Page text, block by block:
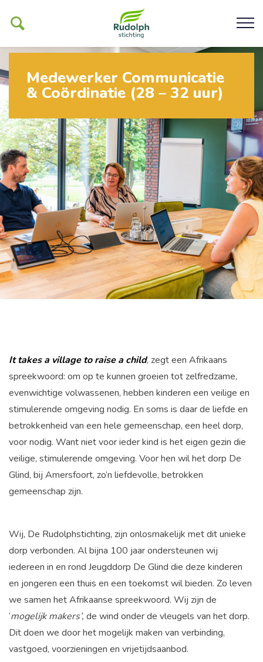
Ons werk
De Glind
Help ons mogelijk maken
Organisatie
Contact
Medewerker Communicatie
& Coördinatie (28 – 32 uur)
It takes a village to raise a child, zegt een Afrikaans
spreekwoord: om op te kunnen groeien tot zelfredzame,
evenwichtige volwassenen, hebben kinderen een veilige en
stimulerende omgeving nodig. En soms is daar de liefde en
betrokkenheid van een hele gemeenschap, een heel dorp,
voor nodig. Want niet voor ieder kind is het eigen gezin die
veilige, stimulerende omgeving. Voor hen wil het dorp De
Glind, bij Amersfoort, zo’n liefdevolle, betrokken
gemeenschap zijn.
Wij, De Rudolphstichting, zijn onlosmakelijk met dit unieke
dorp verbonden. Al bijna 100 jaar ondersteunen wij
iedereen in en rond Jeugddorp De Glind die deze kinderen
en jongeren een thuis en een toekomst wil bieden. Zo leven
we samen het Afrikaanse spreekwoord. Wij zijn de
‘mogelijk makers’, de wind onder de vleugels van het dorp.
Dit doen we door het mogelijk maken van verbinding,
vastgoed, voorzieningen en vrijetijdsaanbod.